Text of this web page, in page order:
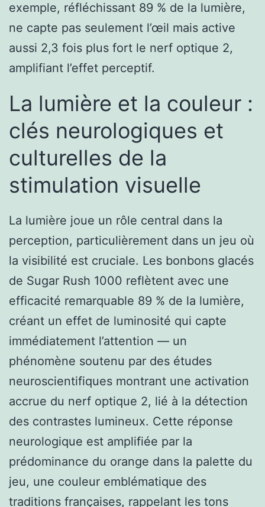
exemple, réfléchissant 89 % de la lumière,
ne capte pas seulement l’œil mais active
aussi 2,3 fois plus fort le nerf optique 2,
amplifiant l’effet perceptif.
La lumière et la couleur :
clés neurologiques et
culturelles de la
stimulation visuelle
La lumière joue un rôle central dans la
perception, particulièrement dans un jeu où
la visibilité est cruciale. Les bonbons glacés
de Sugar Rush 1000 reflètent avec une
efficacité remarquable 89 % de la lumière,
créant un effet de luminosité qui capte
immédiatement l’attention — un
phénomène soutenu par des études
neuroscientifiques montrant une activation
accrue du nerf optique 2, lié à la détection
des contrastes lumineux. Cette réponse
neurologique est amplifiée par la
prédominance du orange dans la palette du
jeu, une couleur emblématique des
traditions françaises, rappelant les tons